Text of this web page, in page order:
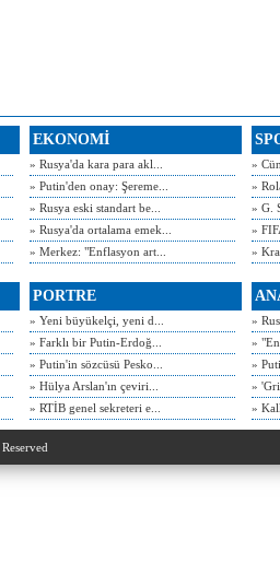
EKONOMİ
» Rusya'da kara para akl...
» Putin'den onay: Şereme...
» Rusya eski standart be...
» Rusya'da ortalama emek...
» Merkez: "Enflasyon art...
»
»
» G.
»
»
PORTRE
» Yeni büyükelçi, yeni d...
» Farklı bir Putin-Erdoğ...
» Putin'in sözcüsü Pesko...
» Hülya Arslan'ın çeviri...
» RTİB genel sekreteri e...
»
»
»
»
»